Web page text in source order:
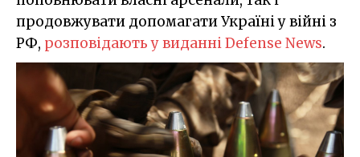
продовжувати допомагати Україні у війні з
РФ, розповідають у виданні Defense News.